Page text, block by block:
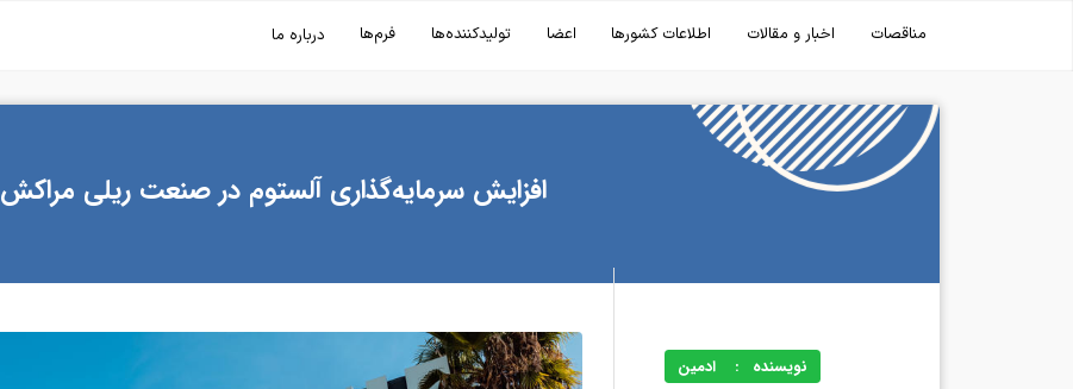
مناقصات اخبار و مقالات اطلاعات کشورها اعضا تولیدکننده‌ها فرم‌ها درباره ما
افزایش سرمایه‌گذاری آلستوم در صنعت ریلی مراکش
نویسنده :ادمین